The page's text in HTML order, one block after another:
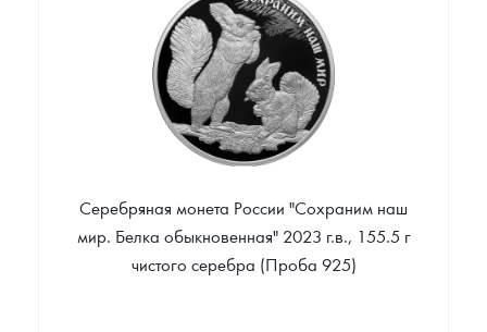
Звоните
Серебряная монета России "Сохраним наш
мир. Белка обыкновенная" 2023 г.в., 155.5 г
чистого серебра (Проба 925)